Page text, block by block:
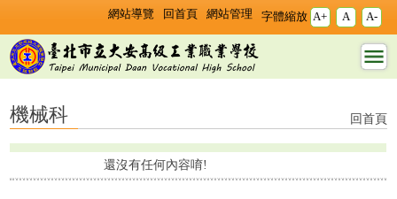
網站導覽 回首頁 網站管理 字體縮放 A+ A A-
機械科 - 臺北市立大安
高工
機械科 回首頁
還沒有任何內容唷!